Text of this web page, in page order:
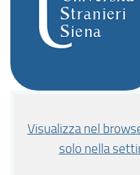
Visualizza nel
solo nella